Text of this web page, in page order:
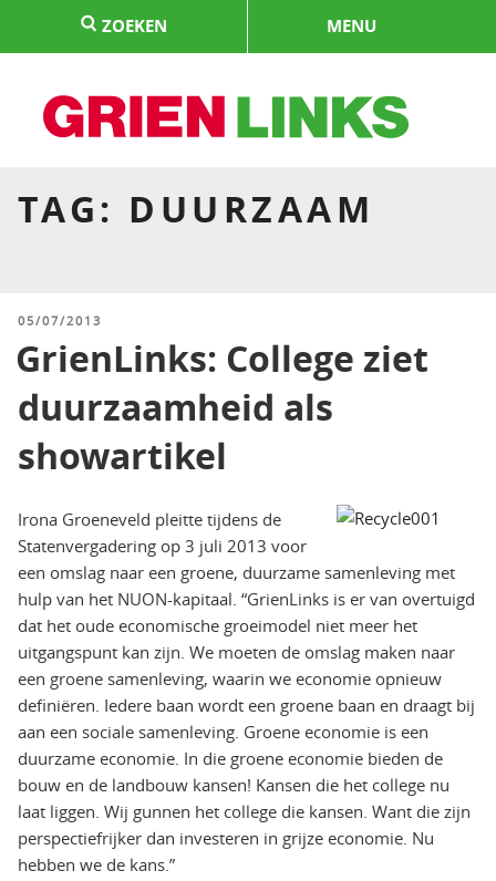
springen
ZOEKEN MENU
TAG: DUURZAAM
GEPLAATST
05/07/2013
GrienLinks: College ziet
duurzaamheid als
showartikel
Irona Groeneveld pleitte tijdens de
Statenvergadering op 3 juli 2013 voor
een omslag naar een groene, duurzame samenleving met
hulp van het NUON-kapitaal. “GrienLinks is er van overtuigd
dat het oude economische groeimodel niet meer het
uitgangspunt kan zijn. We moeten de omslag maken naar
een groene samenleving, waarin we economie opnieuw
definiëren. Iedere baan wordt een groene baan en draagt bij
aan een sociale samenleving. Groene economie is een
duurzame economie. In die groene economie bieden de
bouw en de landbouw kansen! Kansen die het college nu
laat liggen. Wij gunnen het college die kansen. Want die zijn
perspectiefrijker dan investeren in grijze economie. Nu
hebben we de kans.”